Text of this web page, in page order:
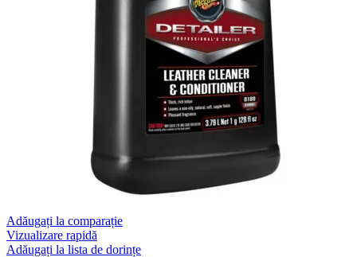
Adăugați la comparație
Vizualizare rapidă
Adăugați la lista de dorințe